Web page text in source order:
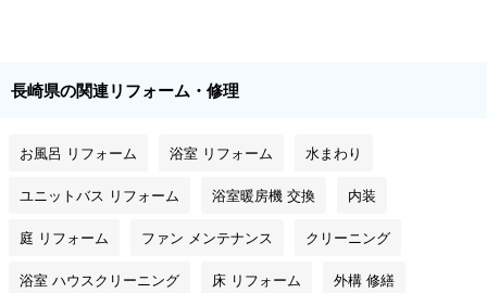
長崎県の関連リフォーム・修理
お風呂 リフォーム 浴室 リフォーム 水まわり
ユニットバス リフォーム 浴室暖房機 交換 内装
庭 リフォーム ファン メンテナンス クリーニング
浴室 ハウスクリーニング 床 リフォーム 外構 修繕